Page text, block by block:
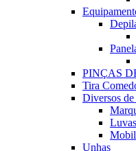
PINÇAS
Tira
Diversos de
Luvas
Unhas